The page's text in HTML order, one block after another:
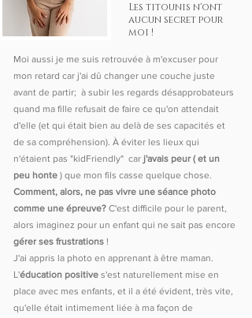
Les titounis n'ont
aucun secret pour
moi !
Moi aussi je me suis retrouvée à m'excuser pour
mon retard car j'ai dû changer une couche juste
avant de partir; à subir les regards désapprobateurs
quand ma fille refusait de faire ce qu'on attendait
d'elle (et qui était bien au delà de ses capacités et
de sa compréhension). À éviter les lieux qui
n'étaient pas "kidFriendly" car j'avais peur ( et un
peu honte ) que mon fils casse quelque chose.
Comment, alors, ne pas vivre une séance photo
comme une épreuve? C'est difficile pour le parent,
alors imaginez pour un enfant qui ne sait pas encore
gérer ses frustrations !
J'ai appris la photo en apprenant à être maman.
L'éducation positive s'est naturellement mise en
place avec mes enfants, et il a été évident, très vite,
qu'elle était intimement liée à ma façon de